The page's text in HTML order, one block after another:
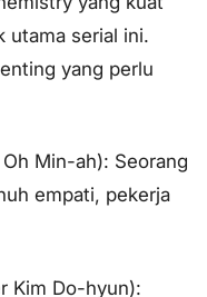
utama serial ini.
yang perlu
Min-ah): Seorang
empati, pekerja
Kim Do-hyun):